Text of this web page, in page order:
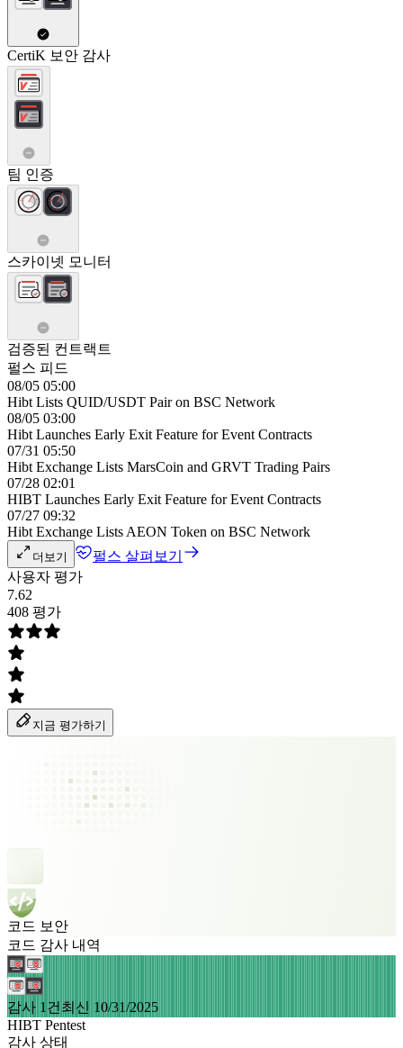
CertiK 보안 감사
팀 인증
스카이넷 모니터
검증된 컨트랙트
펄스 피드
08/05 05:00
Hibt Lists QUID/USDT Pair on BSC Network
08/05 03:00
Hibt Launches Early Exit Feature for Event Contracts
07/31 05:50
Hibt Exchange Lists MarsCoin and GRVT Trading Pairs
07/28 02:01
HIBT Launches Early Exit Feature for Event Contracts
07/27 09:32
Hibt Exchange Lists AEON Token on BSC Network
더보기
펄스 살펴보기
사용자 평가
7.62
408 평가
지금 평가하기
코드 보안
코드 감사 내역
감사 1건 최신 10/31/2025
HIBT Pentest
감사 상태